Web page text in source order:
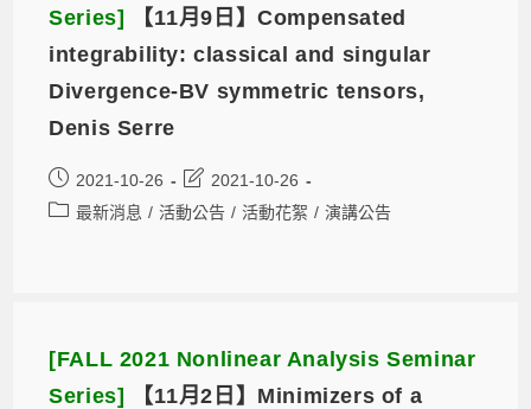
Series]
【11月9日】Compensated
integrability: classical and singular
Divergence-BV symmetric tensors,
Denis Serre
2021-10-26
2021-10-26
最新消息 / 活動公告 / 活動花絮 / 演講公告
[FALL 2021 Nonlinear Analysis Seminar
Series]
【11月2日】Minimizers of a